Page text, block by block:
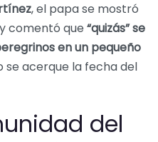
, el papa se mostró
comentó que “quizás” se
en un pequeño
se acerque la fecha del
del